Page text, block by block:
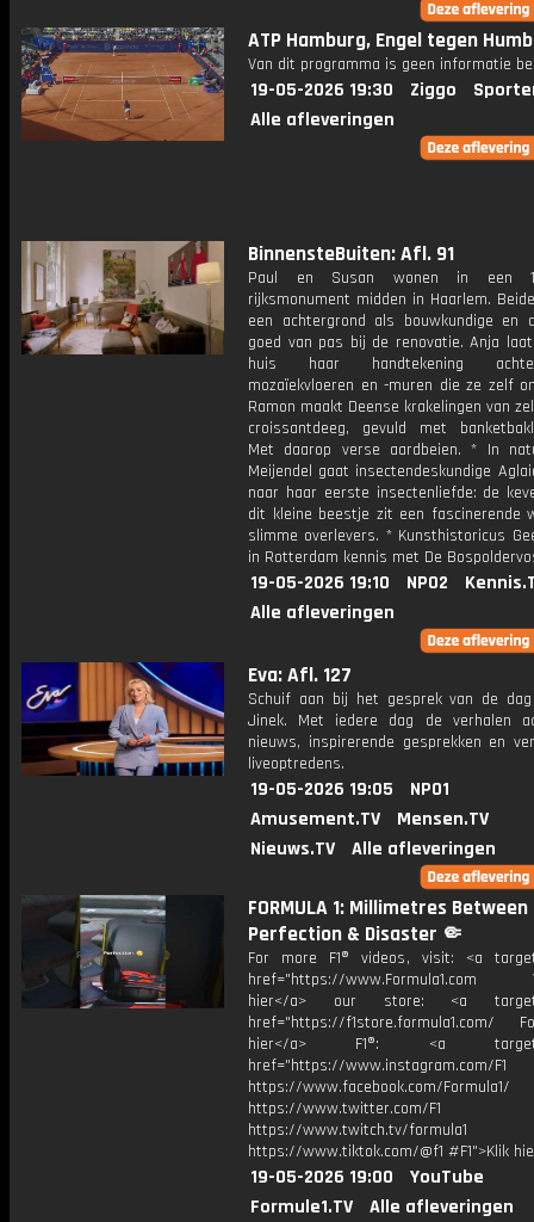
ATP Hamburg, Engel tegen
Van dit programma is geen informatie
19-05-2026 19:30 Ziggo
Alle afleveringen
BinnensteBuiten: Afl. 91
Paul en Susan wonen in een
rijksmonument midden in Haarlem.
een achtergrond als bouwkundige en
goed van pas bij de renovatie. Anja
huis haar handtekening
mozaïekvloeren en -muren die ze zelf
Ramon maakt Deense krakelingen van
croissantdeeg, gevuld met
Met daarop verse aardbeien. * In
Meijendel gaat insectendeskundige
naar haar eerste insectenliefde: de
dit kleine beestje zit een fascinerende
slimme overlevers. * Kunsthistoricus
in Rotterdam kennis met De
19-05-2026 19:10 NPO2
Alle afleveringen
Eva: Afl. 127
Schuif aan bij het gesprek van de
Jinek. Met iedere dag de verhalen
nieuws, inspirerende gesprekken en
liveoptredens.
19-05-2026 19:05
NPO1
Amusement.TV
Mensen.TV
Nieuws.TV
Alle afleveringen
FORMULA 1: Millimetres Between
Perfection & Disaster 🤏
For more F1® videos, visit: <a
href="https://www.Formula1.com
hier</a> our store: <a
href="https://f1store.formula1.com/
hier</a> F1®: <a
href="https://www.instagram.com/F1
https://www.facebook.com/Formula1/
https://www.twitter.com/F1
https://www.twitch.tv/formula1
https://www.tiktok.com/@f1 #F1">Klik
19-05-2026 19:00
YouTube
Formule1.TV
Alle afleveringen